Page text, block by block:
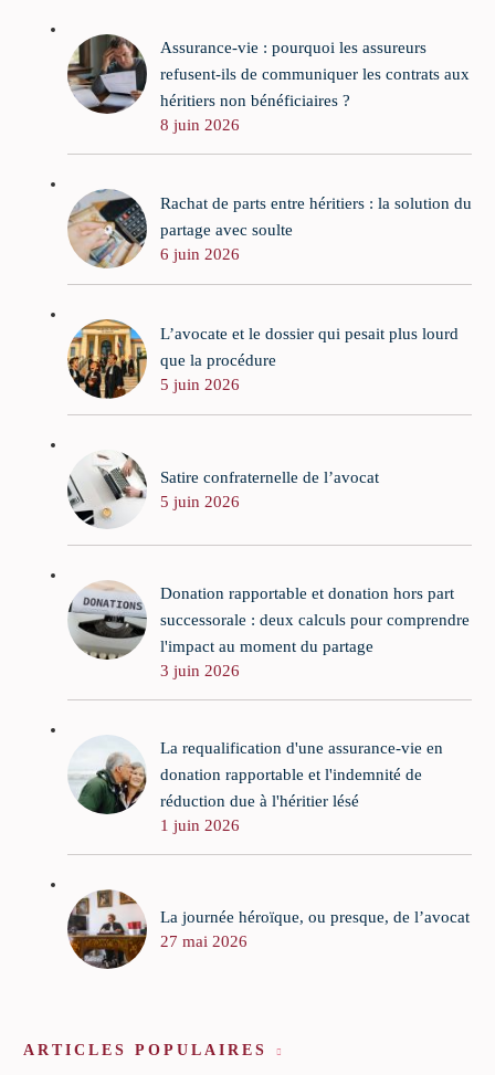
Assurance-vie : pourquoi les assureurs
refusent-ils de communiquer les contrats aux
héritiers non bénéficiaires ?
8 juin 2026
Rachat de parts entre héritiers : la solution du
partage avec soulte
6 juin 2026
L’avocate et le dossier qui pesait plus lourd
que la procédure
5 juin 2026
Satire confraternelle de l’avocat
5 juin 2026
Donation rapportable et donation hors part
successorale : deux calculs pour comprendre
l'impact au moment du partage
3 juin 2026
La requalification d'une assurance-vie en
donation rapportable et l'indemnité de
réduction due à l'héritier lésé
1 juin 2026
La journée héroïque, ou presque, de l’avocat
27 mai 2026
ARTICLES POPULAIRES